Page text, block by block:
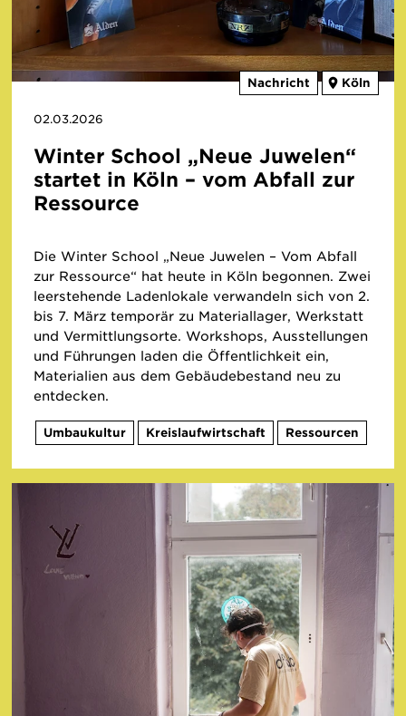
Nachricht Köln
02.03.2026
Winter School „Neue Juwelen“
startet in Köln – vom Abfall zur
Ressource
Die Winter School „Neue Juwelen – Vom Abfall
zur Ressource“ hat heute in Köln begonnen. Zwei
leerstehende Ladenlokale verwandeln sich von 2.
bis 7. März temporär zu Materiallager, Werkstatt
und Vermittlungsorte. Workshops, Ausstellungen
und Führungen laden die Öffentlichkeit ein,
Materialien aus dem Gebäudebestand neu zu
entdecken.
Umbaukultur Kreislaufwirtschaft Ressourcen